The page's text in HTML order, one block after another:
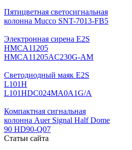
Пятицветная светосигнальная
колонна Mucco SNT-7013-FB5
Электронная сирена E2S
HMCA11205
HMCA11205AC230G-AM
Светодиодный маяк E2S
L101H
L101HDC024MA0A1G/A
Компактная сигнальная
колонна Auer Signal Half Dome
90 HD90-Q07
Статьи сайта